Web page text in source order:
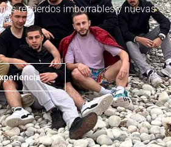
recuerdos imborrables y nuevas